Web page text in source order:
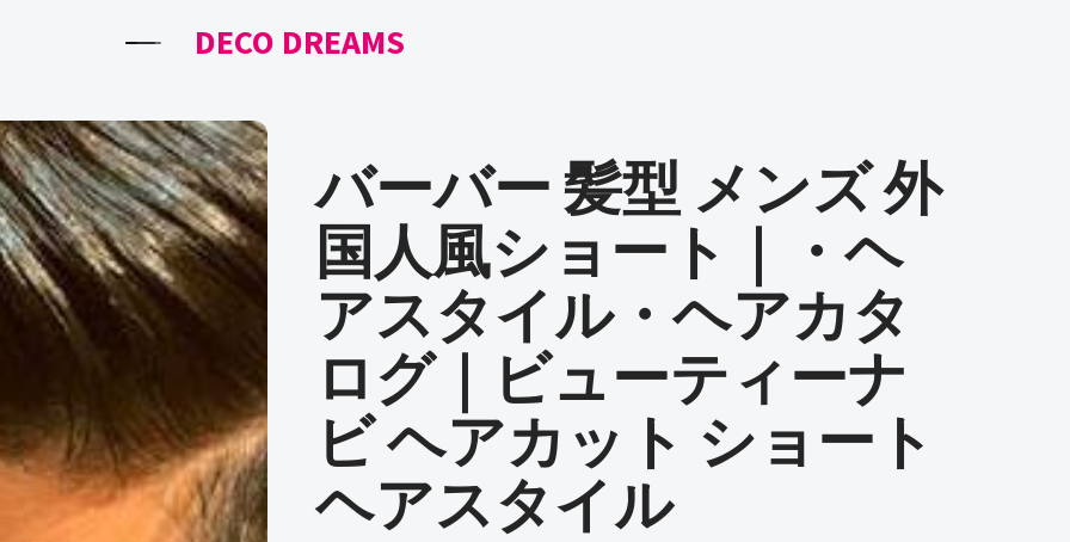
DECO DREAMS
バーバー 髪型 メンズ 外
国人風ショート｜・ヘ
アスタイル・ヘアカタ
ログ｜ビューティーナ
ビ ヘアカット ショート
ヘアスタイル